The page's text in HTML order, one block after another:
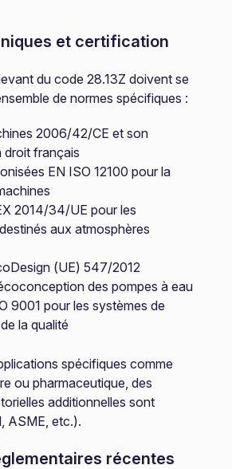
et certification
du code 28.13Z doivent se
de normes spécifiques :
2006/42/CE et son
droit français
EN ISO 12100 pour la
2014/34/UE pour les
aux atmosphères
(UE) 547/2012
des pompes à eau
9001 pour les systèmes de
la qualité
spécifiques comme
ou pharmaceutique, des
additionnelles sont
ASME, etc.).
récentes